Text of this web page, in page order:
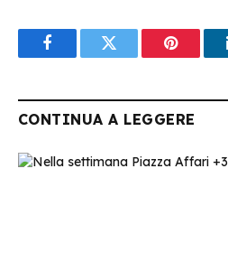
FacebookTwitter Pinterest
CONTINUA A LEGGERE